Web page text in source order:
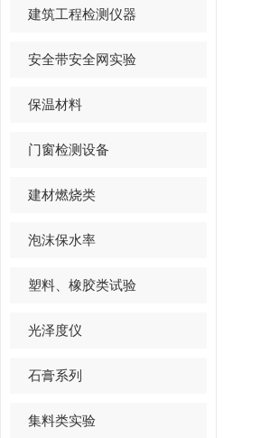
建筑工程检测仪器
安全带安全网实验
保温材料
门窗检测设备
建材燃烧类
泡沫保水率
塑料、橡胶类试验
光泽度仪
石膏系列
集料类实验